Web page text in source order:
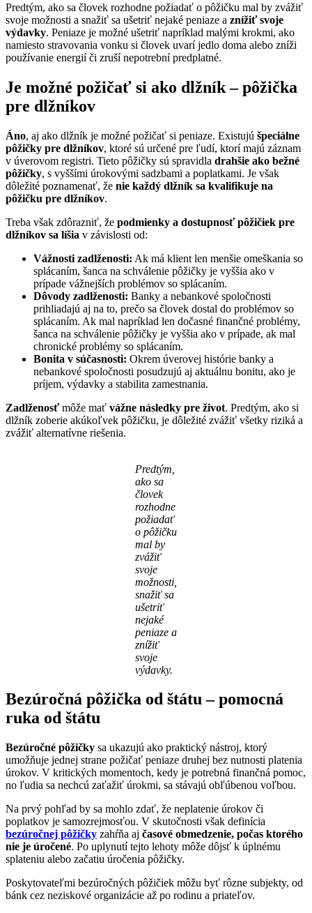
Predtým, ako sa človek rozhodne požiadať o pôžičku mal by zvážiť
svoje možnosti a snažiť sa ušetriť nejaké peniaze a znížiť svoje
výdavky. Peniaze je možné ušetriť napríklad malými krokmi, ako
namiesto stravovania vonku si človek uvarí jedlo doma alebo zníži
používanie energií či zruší nepotrební predplatné.
Je možné požičať si ako dlžník – pôžička
pre dlžníkov
Áno, aj ako dlžník je možné požičať si peniaze. Existujú špeciálne
pôžičky pre dlžníkov, ktoré sú určené pre ľudí, ktorí majú záznam
v úverovom registri. Tieto pôžičky sú spravidla drahšie ako bežné
pôžičky, s vyššími úrokovými sadzbami a poplatkami. Je však
dôležité poznamenať, že nie každý dlžník sa kvalifikuje na
pôžičku pre dlžníkov.
Treba však zdôrazniť, že podmienky a dostupnosť pôžičiek pre
dlžníkov sa líšia v závislosti od:
Vážnosti zadlženosti: Ak má klient len menšie omeškania so
splácaním, šanca na schválenie pôžičky je vyššia ako v
prípade vážnejších problémov so splácaním.
Dôvody zadlženosti: Banky a nebankové spoločnosti
prihliadajú aj na to, prečo sa človek dostal do problémov so
splácaním. Ak mal napríklad len dočasné finančné problémy,
šanca na schválenie pôžičky je vyššia ako v prípade, ak mal
chronické problémy so splácaním.
Bonita v súčasnosti: Okrem úverovej histórie banky a
nebankové spoločnosti posudzujú aj aktuálnu bonitu, ako je
príjem, výdavky a stabilita zamestnania.
Zadlženosťmôže mať vážne následky pre život. Predtým, ako si
dlžník zoberie akúkoľvek pôžičku, je dôležité zvážiť všetky riziká a
zvážiť alternatívne riešenia.
Predtým,
ako sa
človek
rozhodne
požiadať
o pôžičku
mal by
zvážiť
svoje
možnosti,
snažiť sa
ušetriť
nejaké
peniaze a
znížiť
svoje
výdavky.
Bezúročná pôžička od štátu – pomocná
ruka od štátu
Bezúročné pôžičky sa ukazujú ako praktický nástroj, ktorý
umožňuje jednej strane požičať peniaze druhej bez nutnosti platenia
úrokov. V kritických momentoch, kedy je potrebná finančná pomoc,
no ľudia sa nechcú zaťažiť úrokmi, sa stávajú obľúbenou voľbou.
Na prvý pohľad by sa mohlo zdať, že neplatenie úrokov či
poplatkov je samozrejmosťou. V skutočnosti však definícia
bezúročnej pôžičky zahŕňa aj časové obmedzenie, počas ktorého
nie je úročené. Po uplynutí tejto lehoty môže dôjsť k úplnému
splateniu alebo začatiu úročenia pôžičky.
Poskytovateľmi bezúročných pôžičiek môžu byť rôzne subjekty, od
bánk cez neziskové organizácie až po rodinu a priateľov.